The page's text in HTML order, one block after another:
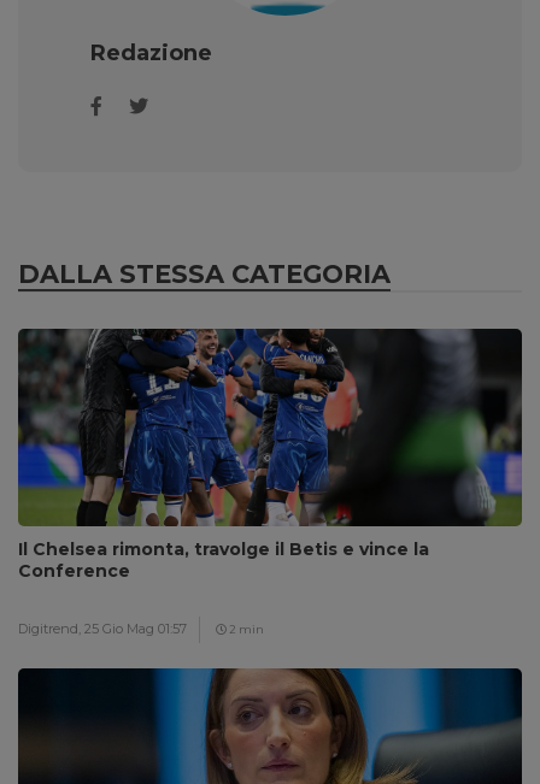
Redazione
DALLA STESSA CATEGORIA
Il Chelsea rimonta, travolge il Betis e vince la
Conference
Digitrend, 25 Gio Mag 01:57 2 min